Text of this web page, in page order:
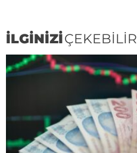
İLGİNİZİÇEKEBİLİR